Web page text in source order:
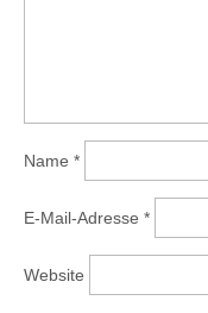
Name *
E-Mail-Adresse *
Website